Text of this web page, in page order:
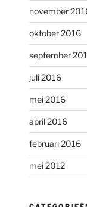
november
oktober 2016
september
juli 2016
mei 2016
april 2016
februari 2016
mei 2012